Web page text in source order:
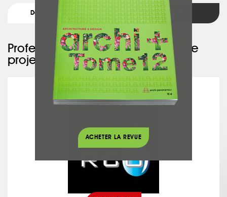
Détail du projet Retour
Professionnel ayant participé à ce
projet :
RCO
ACHETER LA REVUE